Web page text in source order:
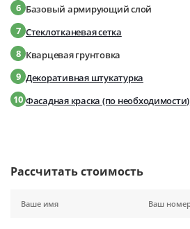
6 Базовый армирующий слой
7 Стеклотканевая сетка
8 Кварцевая грунтовка
9 Декоративная штукатурка
10 Фасадная краска (по необходимости)
Рассчитать стоимость